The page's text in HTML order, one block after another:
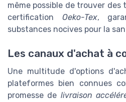
même possible de trouver
certification Oeko-Tex,
substances nocives pour la
Les canaux d'achat à
Une multitude d'options
plateformes bien connues
promesse de livraison